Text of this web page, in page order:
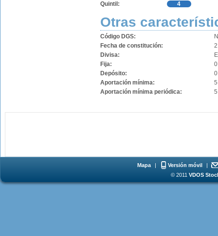
Quintil:
4
Otras
Código DGS:
Fecha de constitución:
Divisa:
Fija:
Depósito:
Aportación mínima:
Aportación mínima periódica:
Mapa | Versión móvil
|
© 2011 VDOS